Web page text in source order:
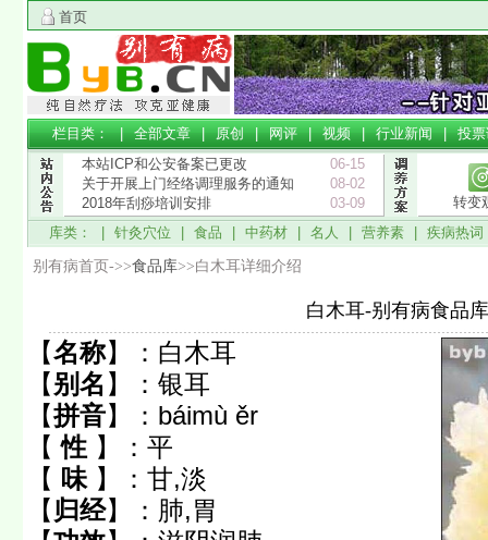
首页
栏目类： |全部文章|原创|网评|视频|行业新闻|投
本站ICP和公安备案已更改
06-15
关于开展上门经络调理服务的通知
08-02
2018年刮痧培训安排
03-09
转变
库类： | 针灸穴位 食品 中药材 名人 营养素 疾病热词
别有病首页->>食品库>>白木耳详细介绍
白木耳-别有病食品库
【名称】： 白木耳
【别名 】： 银耳
【拼音】： báimù ěr
【 性 】： 平
【 味 】： 甘,淡
【 归经】： 肺,胃